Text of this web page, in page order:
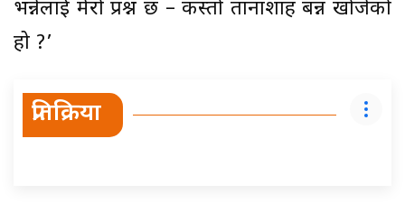
भन्नेलाई मेरो प्रश्न छ – कस्तो तानाशाह बन्न खोजेको
हो ?’
प्रतिक्रिया